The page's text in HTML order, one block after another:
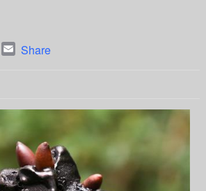
Email
Share